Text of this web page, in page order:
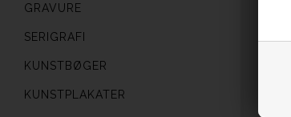
GRAVURE
SERIGRAFI
KUNSTBØGER
KUNSTPLAKATER